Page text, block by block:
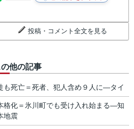
投稿・コメント全文を見る
他の記事
も死亡＝死者、犯人含め９人に―タイ
格化＝氷川町でも受け入れ始まる―知
地震